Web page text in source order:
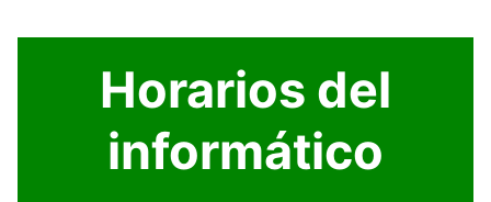
Horarios del
informático